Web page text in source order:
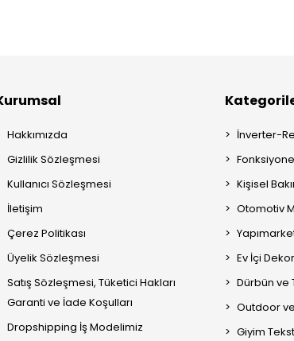
Hakkımızda
Gizlilik Sözleşmesi
Kullanıcı Sözleşmesi
İletişim
Çerez Politikası
Üyelik Sözleşmesi
Satış Sözleşmesi, Tüketici Hakları
Garanti ve İade Koşulları
Dropshipping İş Modelimiz
İnverter-
Kişisel
Otomotiv
Ev İçi
Dürbün ve
Outdoor ve
Giyim